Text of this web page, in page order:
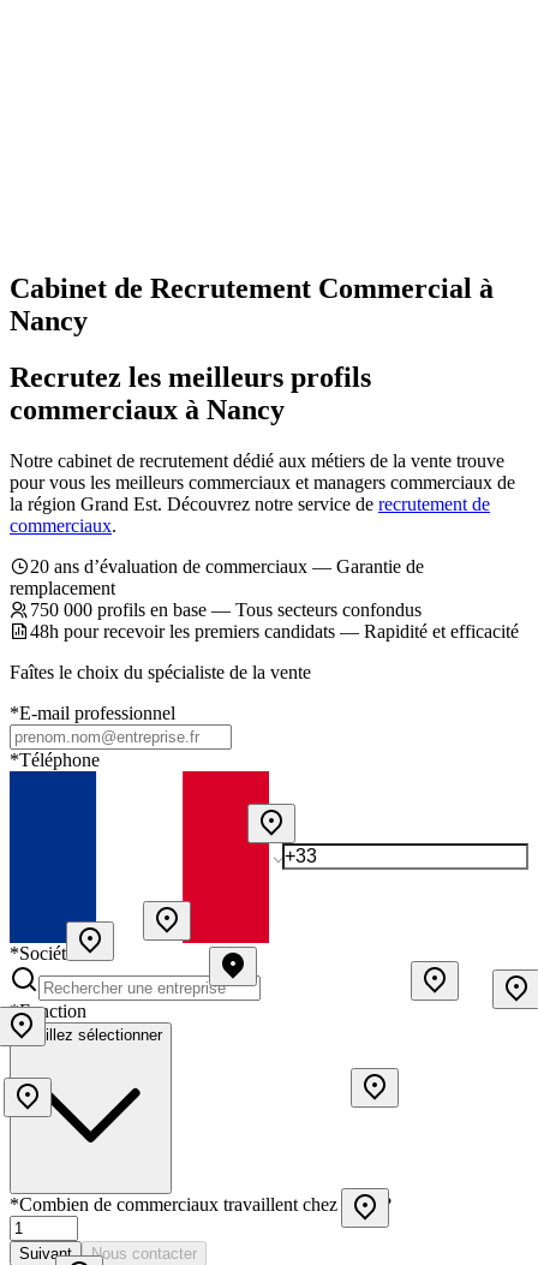
Cabinet de Recrutement Commercial à
Nancy
Recrutez les meilleurs profils
commerciaux à Nancy
Notre cabinet de recrutement dédié aux métiers de la vente trouve
pour vous les meilleurs commerciaux et managers commerciaux de
la région Grand Est. Découvrez notre service de recrutement de
commerciaux.
20 ans d’évaluation de commerciaux — Garantie de
remplacement
750 000 profils en base — Tous secteurs confondus
48h pour recevoir les premiers candidats — Rapidité et efficacité
Faîtes le choix du spécialiste de la vente
*E-mail professionnel
*Téléphone
*Société
*Fonction
Veuillez sélectionner
*Combien de commerciaux travaillent chez vous ?
Suivant Nous contacter